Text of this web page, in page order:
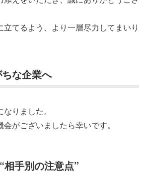
てるよう、より一層尽力してまいり
な企業へ
りました。
がございましたら幸いです。
相手別の注意点”